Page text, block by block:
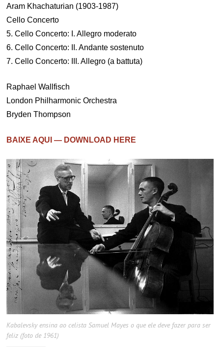
Aram Khachaturian (1903-1987)
Cello Concerto
5. Cello Concerto: I. Allegro moderato
6. Cello Concerto: II. Andante sostenuto
7. Cello Concerto: III. Allegro (a battuta)
Raphael Wallfisch
London Philharmonic Orchestra
Bryden Thompson
BAIXE AQUI — DOWNLOAD HERE
Kabalevsky ensina ao celista Samuel Mayes o que ele deve fazer para ser
feliz (foto de 1961)